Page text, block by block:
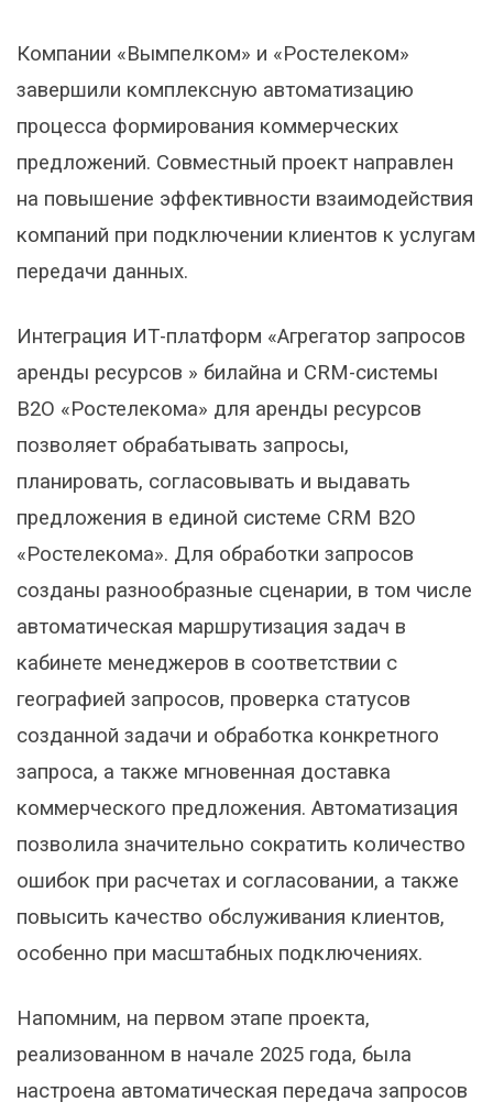
Компании «Вымпелком» и «Ростелеком»
завершили комплексную автоматизацию
процесса формирования коммерческих
предложений. Совместный проект направлен
на повышение эффективности взаимодействия
компаний при подключении клиентов к услугам
передачи данных.
Интеграция ИТ-платформ «Агрегатор запросов
аренды ресурсов » билайна и CRM-системы
B2O «Ростелекома» для аренды ресурсов
позволяет обрабатывать запросы,
планировать, согласовывать и выдавать
предложения в единой системе CRM B2O
«Ростелекома». Для обработки запросов
созданы разнообразные сценарии, в том числе
автоматическая маршрутизация задач в
кабинете менеджеров в соответствии с
географией запросов, проверка статусов
созданной задачи и обработка конкретного
запроса, а также мгновенная доставка
коммерческого предложения. Автоматизация
позволила значительно сократить количество
ошибок при расчетах и согласовании, а также
повысить качество обслуживания клиентов,
особенно при масштабных подключениях.
Напомним, на первом этапе проекта,
реализованном в начале 2025 года, была
настроена автоматическая передача запросов